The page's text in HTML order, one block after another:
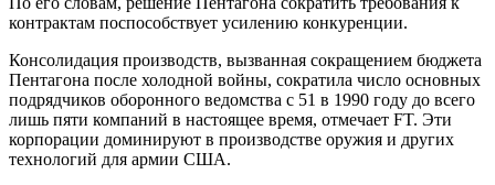
контрактам поспособствует усилению конкуренции.
Консолидация производств, вызванная сокращением бюджета
Пентагона после холодной войны, сократила число основных
подрядчиков оборонного ведомства с 51 в 1990 году до всего
лишь пяти компаний в настоящее время, отмечает FT. Эти
корпорации доминируют в производстве оружия и других
технологий для армии США.